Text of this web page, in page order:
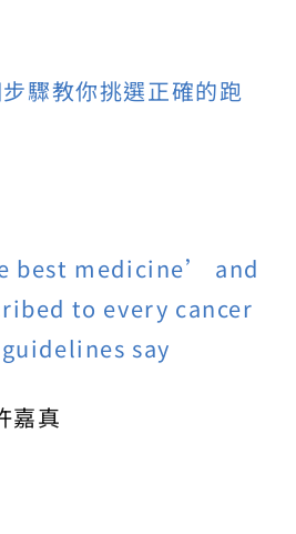
驟教你挑選正確的跑
best medicine’ and
to every cancer
say
嘉真